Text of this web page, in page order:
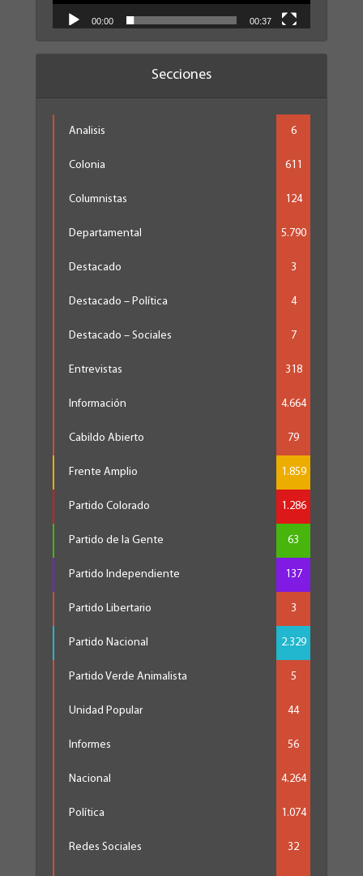
00:00 00:37
Secciones
Analisis 6
Colonia 611
Columnistas 124
Departamental 5.790
Destacado 3
Destacado – Política 4
Destacado – Sociales 7
Entrevistas 318
Información 4.664
Cabildo Abierto 79
Frente Amplio 1.859
Partido Colorado 1.286
Partido de la Gente 63
Partido Independiente 137
Partido Libertario 3
Partido Nacional 2.329
Partido Verde Animalista 5
Unidad Popular 44
Informes 56
Nacional 4.264
Política 1.074
Redes Sociales 32